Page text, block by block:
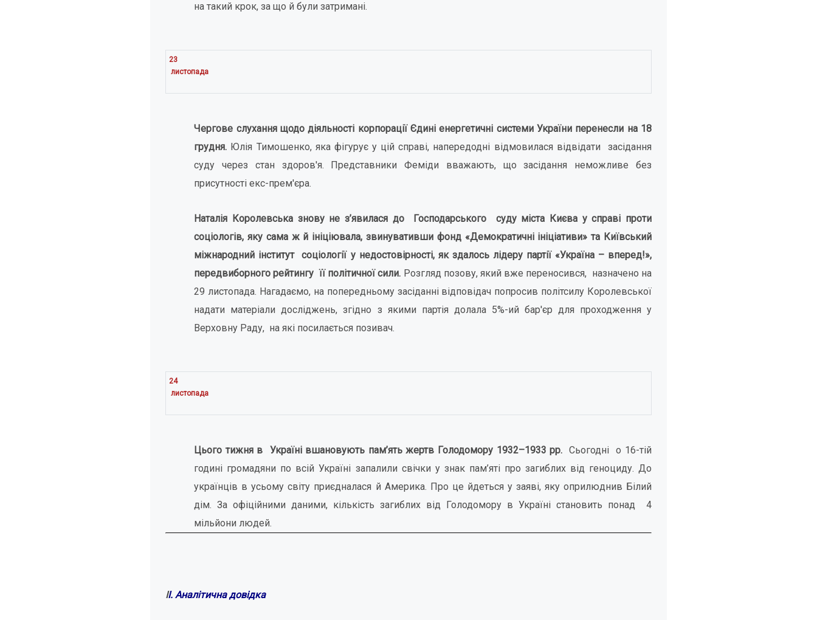
на такий крок, за що й були затримані.
23
листопада
Чергове слухання щодо діяльності корпорації Єдині енергетичні системи України перенесли на 18
грудня. Юлія Тимошенко, яка фігурує у цій справі, напередодні відмовилася відвідати засідання
суду через стан здоров'я. Представники Феміди вважають, що засідання неможливе без
присутності екс-прем'єра.
Наталія Королевська знову не з’явилася до Господарського суду міста Києва у справі проти
соціологів, яку сама ж й ініціювала, звинувативши фонд «Демократичні ініціативи» та Київський
міжнародний інститут соціології у недостовірності, як здалось лідеру партії «Україна – вперед!»,
передвиборного рейтингу її політичної сили. Розгляд позову, який вже переносився, назначено на
29 листопада. Нагадаємо, на попередньому засіданні відповідач попросив політсилу Королевської
надати матеріали досліджень, згідно з якими партія долала 5%-ий бар'єр для проходження у
Верховну Раду, на які посилається позивач.
24
листопада
Цього тижня в Україні вшановують пам’ять жертв Голодомору 1932–1933 рр. Сьогодні о 16-тій
годині громадяни по всій Україні запалили свічки у знак пам’яті про загиблих від геноциду. До
українців в усьому світу приєдналася й Америка. Про це йдеться у заяві, яку оприлюднив Білий
дім. За офіційними даними, кількість загиблих від Голодомору в Україні становить понад 4
мільйони людей.
ІІ. Аналітична довідка